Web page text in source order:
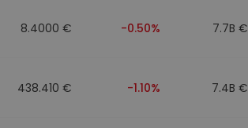
8.4000 € -0.50% 7.7B €
438.410 € -1.10% 7.4B €